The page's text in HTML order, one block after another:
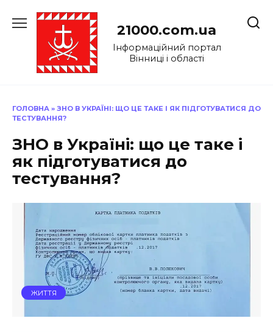
до
21000.com.ua
Інформаційний портал
Вінниці і області
ГОЛОВНА » ЗНО В УКРАЇНІ: ЩО ЦЕ ТАКЕ І ЯК ПІДГОТУВАТИСЯ ДО
ТЕСТУВАННЯ?
ЗНО в Україні: що це таке і
як підготуватися до
тестування?
ЖИТТЯ